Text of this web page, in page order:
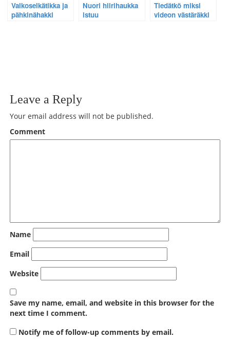
Valkoselkätikka ja
pähkinähakki
Nuori hiirihaukka
istuu
Tiedätkö miksi
videon västäräkki
Leave a Reply
Your email address will not be published.
Comment
Name
Email
Website
Save my name, email, and website in this browser for the
next time I comment.
Notify me of follow-up comments by email.